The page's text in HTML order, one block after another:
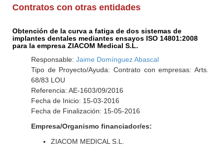
Contratos con otras entidades
Obtención de la curva a fatiga de dos sistemas de
implantes dentales mediantes ensayos ISO 14801:2008
para la empresa ZIACOM Medical S.L.
Responsable: Jaime Domínguez Abascal
Tipo de Proyecto/Ayuda: Contrato con empresas: Arts.
68/83 LOU
Referencia: AE-1603/09/2016
Fecha de Inicio: 15-03-2016
Fecha de Finalización: 15-05-2016
Empresa/Organismo financiador/es:
ZIACOM MEDICAL S.L.